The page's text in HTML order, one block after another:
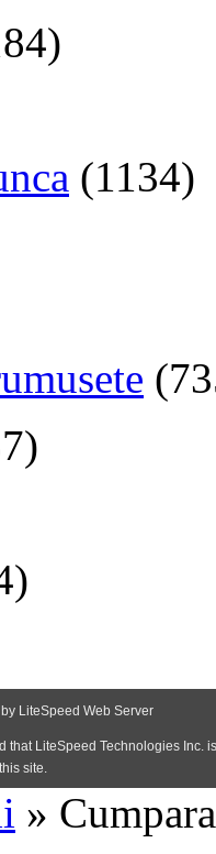
(1134)
»